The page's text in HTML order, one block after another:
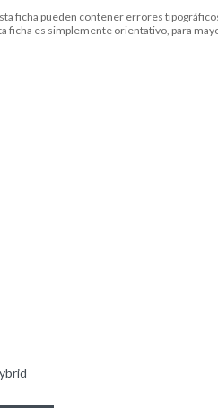
ficha pueden contener errores
ficha es simplemente orientativo, para